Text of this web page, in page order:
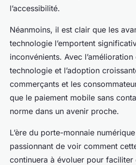
l’accessibilité.
Néanmoins, il est clair que les
technologie l’emportent
inconvénients. Avec
technologie et l’adoption
commerçants et les
que le paiement mobile sans
norme dans un avenir proche.
L’ère du porte-monnaie
passionnant de voir comment
continuera à évoluer pour faciliter